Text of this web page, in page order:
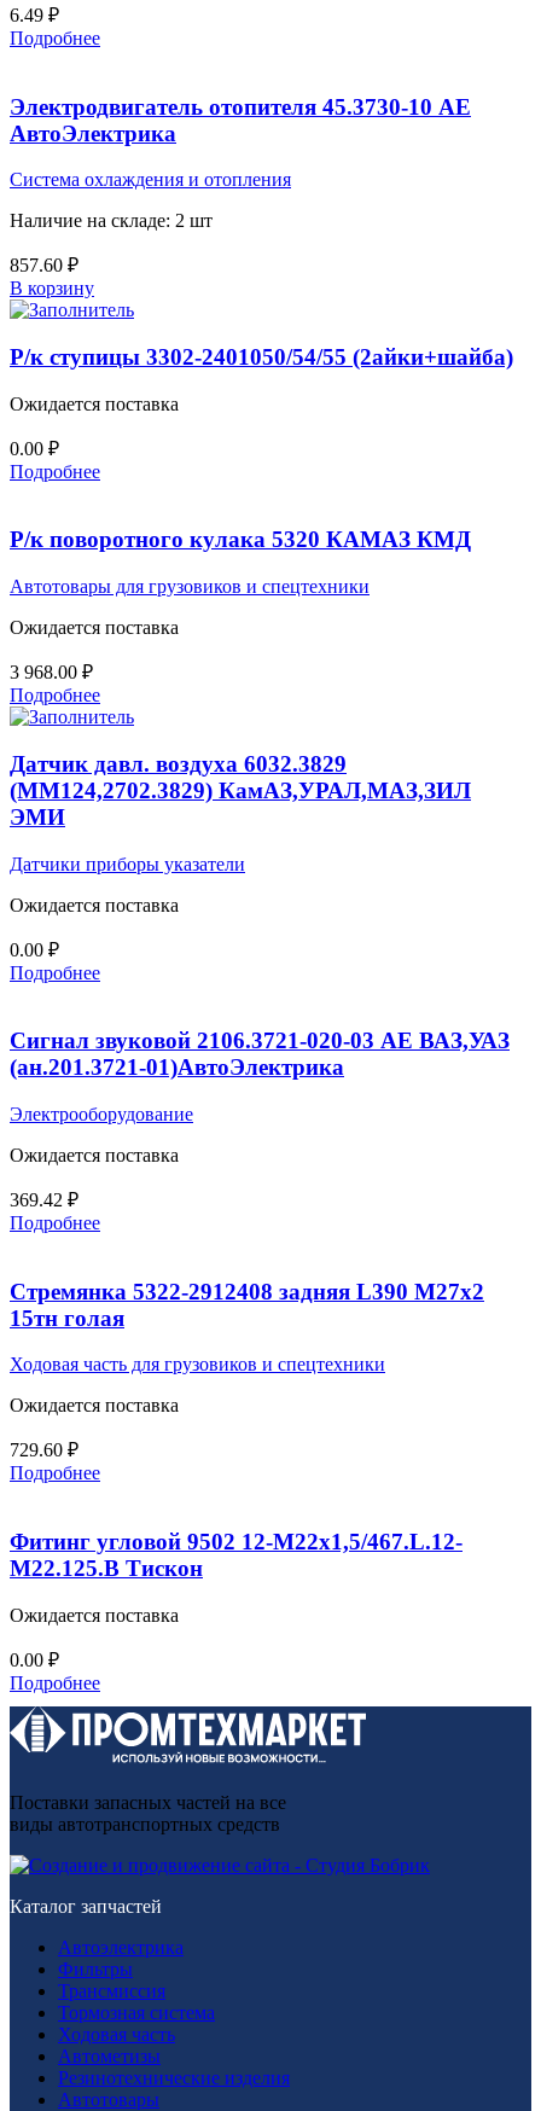
6.49 ₽
Подробнее
Электродвигатель отопителя 45.3730-10 АЕ
АвтоЭлектрика
Система охлаждения и отопления
Наличие на складе: 2 шт
857.60 ₽
В корзину
Р/к ступицы 3302-2401050/54/55 (2айки+шайба)
Ожидается поставка
0.00 ₽
Подробнее
Р/к поворотного кулака 5320 КАМАЗ КМД
Автотовары для грузовиков и спецтехники
Ожидается поставка
3 968.00 ₽
Подробнее
Датчик давл. воздуха 6032.3829
(ММ124,2702.3829) КамАЗ,УРАЛ,МАЗ,ЗИЛ
ЭМИ
Датчики приборы указатели
Ожидается поставка
0.00 ₽
Подробнее
Сигнал звуковой 2106.3721-020-03 АЕ ВАЗ,УАЗ
(ан.201.3721-01)АвтоЭлектрика
Электрооборудование
Ожидается поставка
369.42 ₽
Подробнее
Стремянка 5322-2912408 задняя L390 М27х2
15тн голая
Ходовая часть для грузовиков и спецтехники
Ожидается поставка
729.60 ₽
Подробнее
Фитинг угловой 9502 12-М22х1,5/467.L.12-
М22.125.В Тискон
Ожидается поставка
0.00 ₽
Подробнее
Поставки запасных частей на все
виды автотранспортных средств
Каталог запчастей
Автоэлектрика
Фильтры
Трансмиссия
Тормозная система
Ходовая часть
Автометизы
Резинотехнические изделия
Автотовары